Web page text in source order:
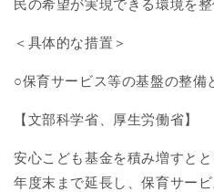
民の希望が実現できる環境を整
＜具体的な措置＞
○保育サービス等の基盤の整備
【文部科学省、厚生労働省】
安心こども基金を積み増すと
年度末まで延長し、保育サー